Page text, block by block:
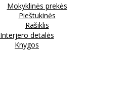
Mokyklinės prekės
Pieštukinės
Rašiklis
Interjero detalės
Knygos